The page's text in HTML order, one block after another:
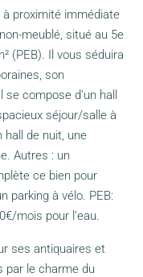
à proximité immédiate
meublé, situé au 5e
(PEB). Il vous séduira
son
compose d’un hall
séjour/salle à
hall de nuit, une
Autres : un
ce bien pour
parking à vélo. PEB:
mois pour l’eau.
ses antiquaires et
par le charme du